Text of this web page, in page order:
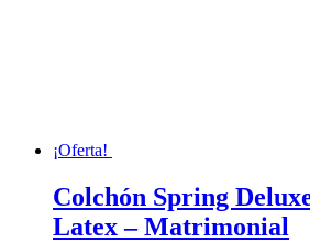
¡Oferta!
Colchón Spring
Latex – Matrimonial